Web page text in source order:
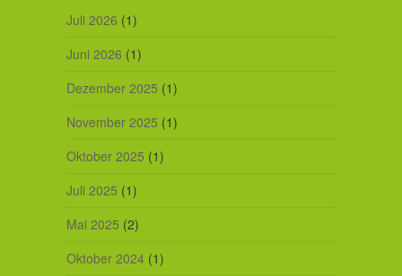
Juli 2026 (1)
Juni 2026 (1)
Dezember 2025 (1)
November 2025 (1)
Oktober 2025 (1)
Juli 2025 (1)
Mai 2025 (2)
Oktober 2024(1)